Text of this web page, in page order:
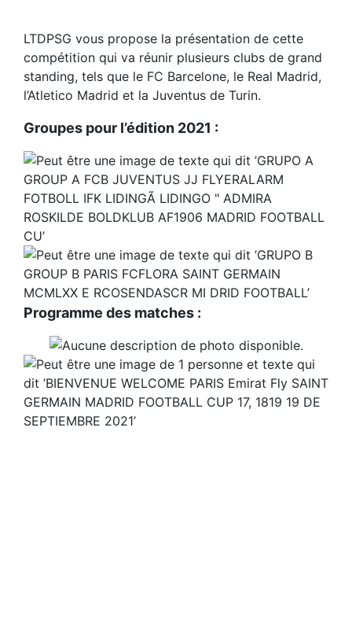
LTDPSG vous propose la présentation de cette
compétition qui va réunir plusieurs clubs de grand
standing, tels que le FC Barcelone, le Real Madrid,
l’Atletico Madrid et la Juventus de Turin.
Groupes pour l’édition 2021 :
Programme des matches :